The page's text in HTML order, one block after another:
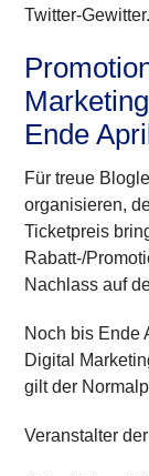
Twitter-
Ende
Für treue
organisieren,
Ticketpreis
Rabatt-/
Nachlass auf
Noch bis Ende
Digital
gilt der
Veranstalter